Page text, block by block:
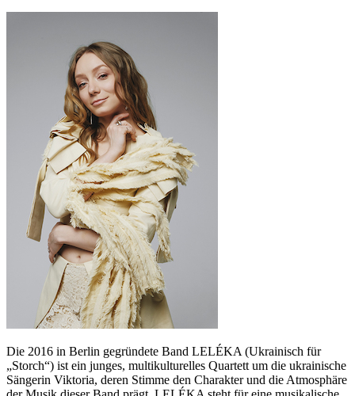
Die 2016 in Berlin gegründete Band LELÉKA (Ukrainisch für
„Storch“) ist ein junges, multikulturelles Quartett um die ukrainische
Sängerin Viktoria, deren Stimme den Charakter und die Atmosphäre